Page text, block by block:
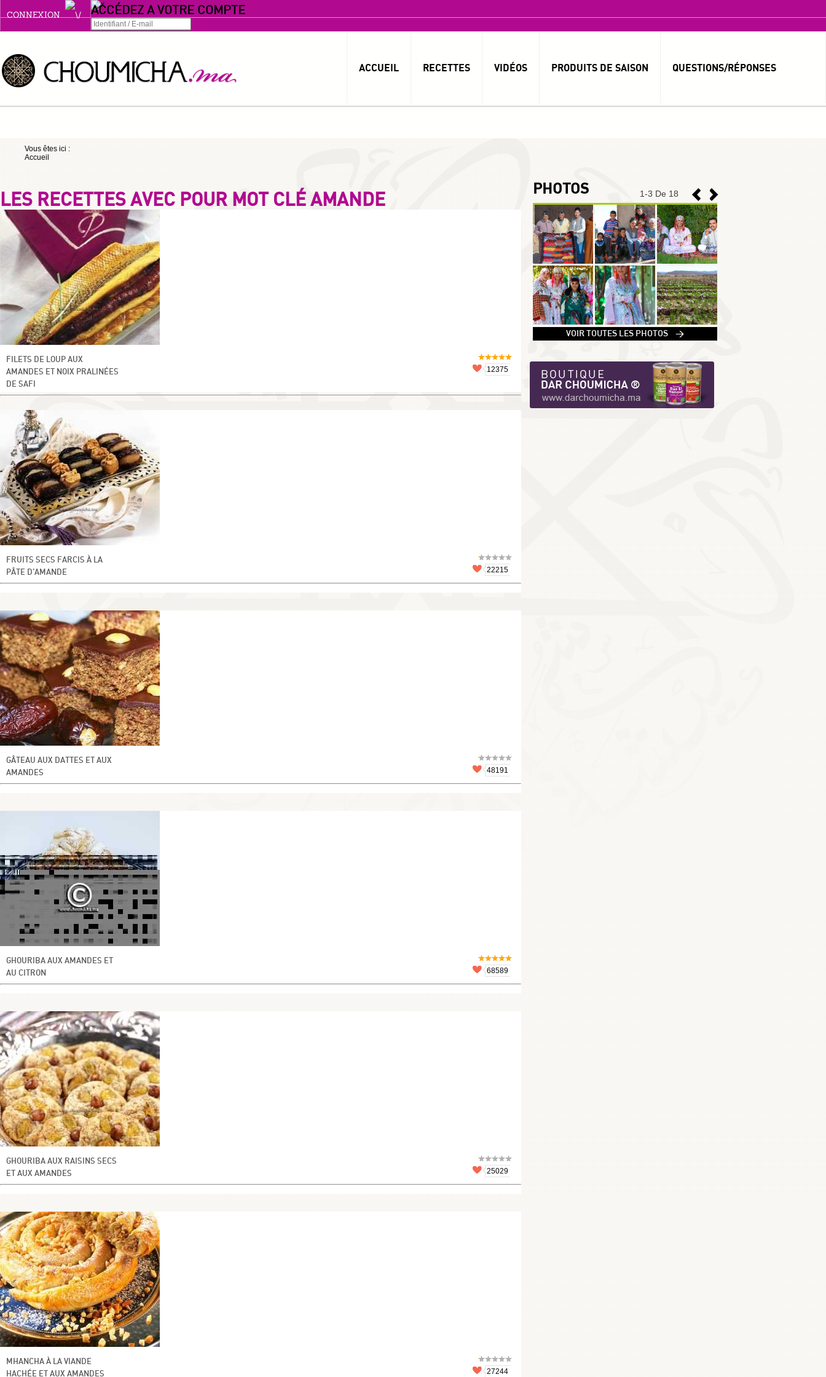
CONNEXION ACCÉDEZ A VOTRE COMPTE
Se souvenir de moi
MOT DE PASSE OUBLIÉ ?
S'INSCRIRE
ACCUEIL RECETTES VIDÉOS PRODUITS DE SAISON QUESTIONS/RÉPONSES
Vous êtes ici :
Accueil
LES RECETTES AVEC POUR MOT CLÉ AMANDE
FILETS DE LOUP AUX
AMANDES ET NOIX PRALINÉES
DE SAFI
12375
FRUITS SECS FARCIS À LA
PÂTE D’AMANDE
22215
GÂTEAU AUX DATTES ET AUX
AMANDES
48191
GHOURIBA AUX AMANDES ET
AU CITRON
68589
GHOURIBA AUX RAISINS SECS
ET AUX AMANDES
25029
MHANCHA À LA VIANDE
HACHÉE ET AUX AMANDES
27244
1-3 De 18
PHOTOS
1 VOIR TOUTES LES PHOTOS >